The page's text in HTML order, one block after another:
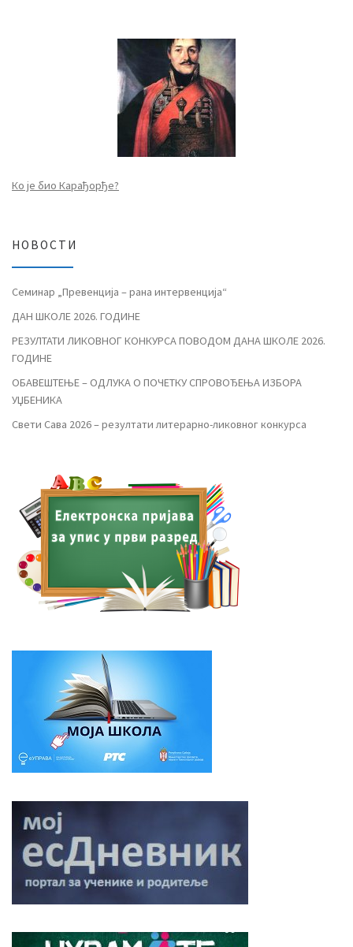
Ко је био Карађорђе?
НОВОСТИ
Семинар „Превенција – рана интервенција“
ДАН ШКОЛЕ 2026. ГОДИНЕ
РЕЗУЛТАТИ ЛИКОВНОГ КОНКУРСА ПОВОДОМ ДАНА ШКОЛЕ 2026.
ГОДИНЕ
ОБАВЕШТЕЊЕ – ОДЛУКА О ПОЧЕТКУ СПРОВОЂЕЊА ИЗБОРА
УЏБЕНИКА
Свети Сава 2026 – резултати литерарно-ликовног конкурса